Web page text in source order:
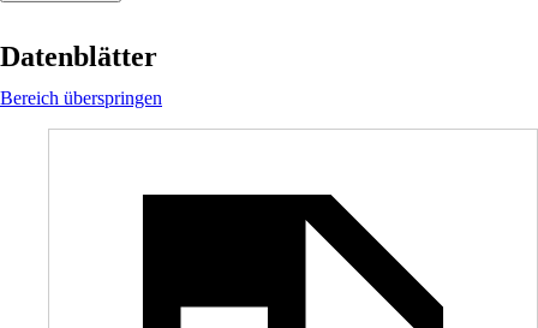
Datenblätter
Bereich überspringen